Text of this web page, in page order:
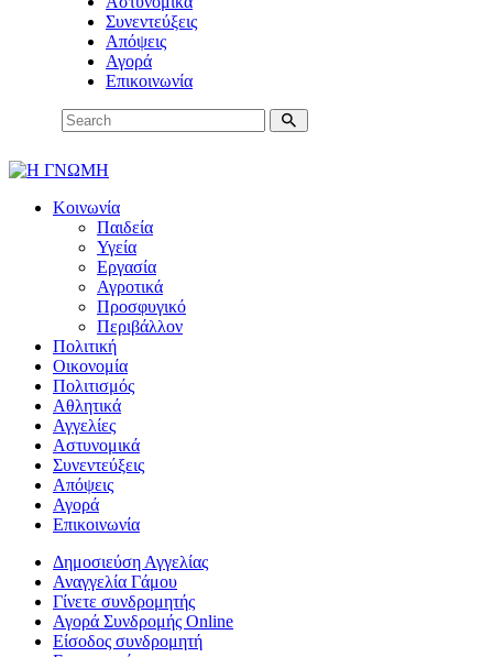
Συνεντεύξεις
Απόψεις
Αγορά
Επικοινωνία
Κοινωνία
Παιδεία
Υγεία
Εργασία
Αγροτικά
Προσφυγικό
Περιβάλλον
Πολιτική
Οικονομία
Πολιτισμός
Αθλητικά
Αγγελίες
Αστυνομικά
Συνεντεύξεις
Απόψεις
Αγορά
Επικοινωνία
Δημοσιεύση Αγγελίας
Αναγγελία Γάμου
Γίνετε συνδρομητής
Αγορά Συνδρομής Online
Είσοδος συνδρομητή